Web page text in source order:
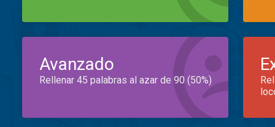
Avanzado
Rellenar 45 palabras al azar de 90 (50%)